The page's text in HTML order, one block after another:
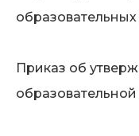
образовательных
Приказ об